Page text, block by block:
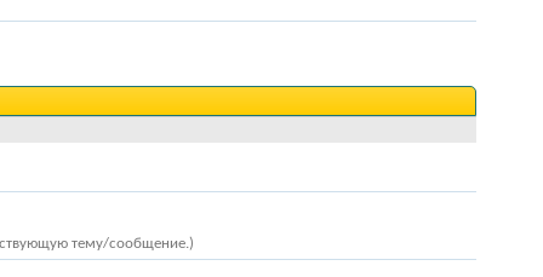
тему/сообщение.)